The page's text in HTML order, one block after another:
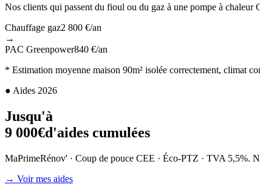
Nos clients qui passent du fioul ou du gaz à une pompe à
Chauffage gaz2 800 €/an
→
PAC Greenpower840 €/an
* Estimation moyenne maison 90m² isolée correctement, climat
● Aides 2026
Jusqu'à
9 000€d'aides cumulées
MaPrimeRénov' · Coup de pouce CEE · Éco-PTZ · TVA 5,5%.
→ Voir mes aides